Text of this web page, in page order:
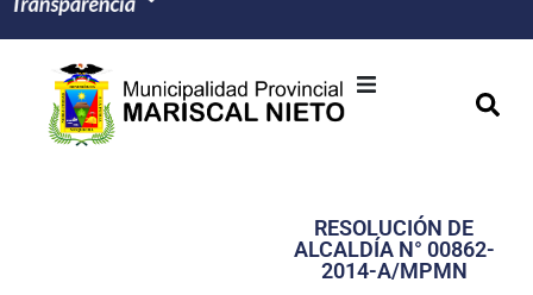
Transparencia
RESOLUCIÓN DE
ALCALDÍA N° 00862-
2014-A/MPMN